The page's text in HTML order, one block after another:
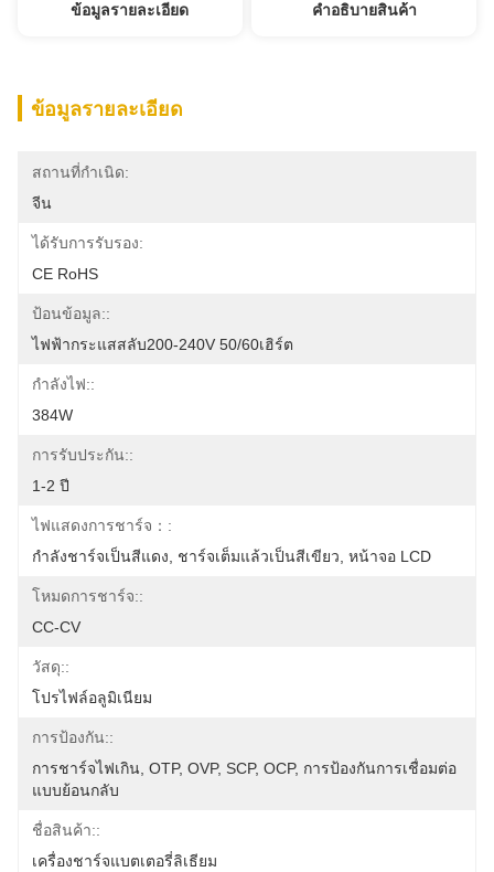
ข้อมูลรายละเอียด คําอธิบายสินค้า
ข้อมูลรายละเอียด
สถานที่กำเนิด:
จีน
ได้รับการรับรอง:
CE RoHS
ป้อนข้อมูล::
ไฟฟ้ากระแสสลับ200-240V 50/60เฮิร์ต
กำลังไฟ::
384W
การรับประกัน::
1-2 ปี
ไฟแสดงการชาร์จ：:
กำลังชาร์จเป็นสีแดง, ชาร์จเต็มแล้วเป็นสีเขียว, หน้าจอ LCD
โหมดการชาร์จ::
CC-CV
วัสดุ::
โปรไฟล์อลูมิเนียม
การป้องกัน::
การชาร์จไฟเกิน, OTP, OVP, SCP, OCP, การป้องกันการเชื่อมต่อ
แบบย้อนกลับ
ชื่อสินค้า::
เครื่องชาร์จแบตเตอรี่ลิเธียม